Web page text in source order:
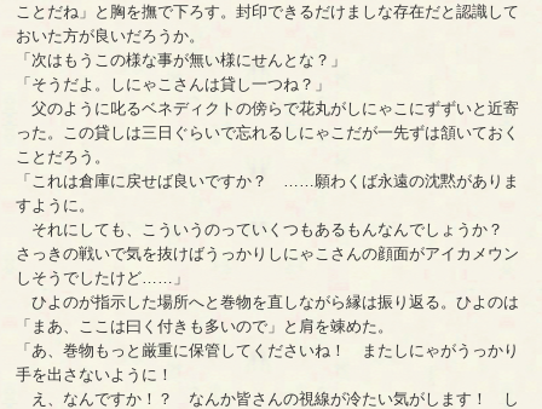
ことだね」と胸を撫で下ろす。封印できるだけましな存在だと認識して
おいた方が良いだろうか。
「次はもうこの様な事が無い様にせんとな？」
「そうだよ。しにゃこさんは貸し一つね？」
父のように叱るベネディクトの傍らで花丸がしにゃこにずずいと近寄
った。この貸しは三日ぐらいで忘れるしにゃこだが一先ずは頷いておく
ことだろう。
「これは倉庫に戻せば良いですか？ ……願わくば永遠の沈黙がありま
すように。
それにしても、こういうのっていくつもあるもんなんでしょうか？
さっきの戦いで気を抜けばうっかりしにゃこさんの顔面がアイカメウン
しそうでしたけど……」
ひよのが指示した場所へと巻物を直しながら縁は振り返る。ひよのは
「まあ、ここは曰く付きも多いので」と肩を竦めた。
「あ、巻物もっと厳重に保管してくださいね！ またしにゃがうっかり
手を出さないように！
え、なんですか！？ なんか皆さんの視線が冷たい気がします！ し